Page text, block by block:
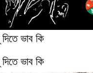
ভাব কি
ভাব কি